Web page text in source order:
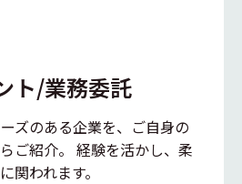
ト/業務委託
ズのある企業を、ご自身の
ご紹介。 経験を活かし、柔
関われます。